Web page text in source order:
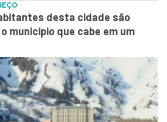
desta cidade são
município que cabe em um